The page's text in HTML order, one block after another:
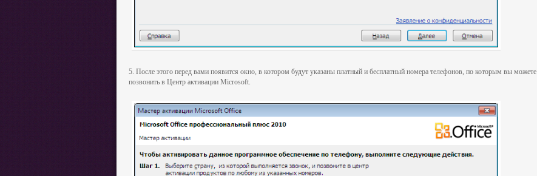
5. После этого перед вами появится окно, в котором будут указаны платный и бесплатный номера телефонов, по которым вы можете
позвонить в Центр активации Microsoft.